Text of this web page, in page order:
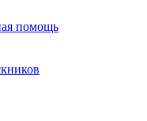
помощь